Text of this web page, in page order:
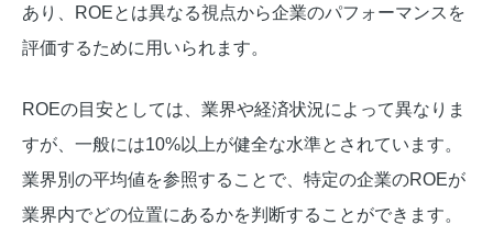
あり、ROEとは異なる視点から企業のパフォーマンスを
評価するために用いられます。
ROEの目安としては、業界や経済状況によって異なりま
すが、一般には10%以上が健全な水準とされています。
業界別の平均値を参照することで、特定の企業のROEが
業界内でどの位置にあるかを判断することができます。